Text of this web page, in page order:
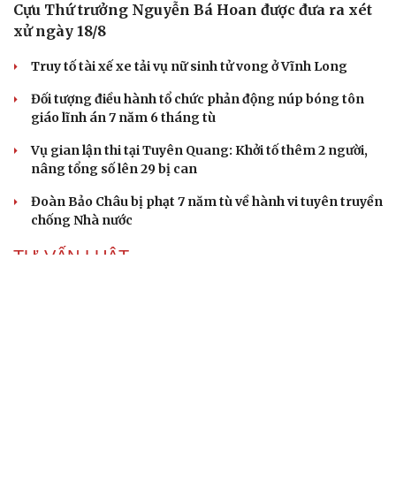
Cựu Thứ trưởng Nguyễn Bá Hoan được đưa ra xét
xử ngày 18/8
Truy tố tài xế xe tải vụ nữ sinh tử vong ở Vĩnh Long
Đối tượng điều hành tổ chức phản động núp bóng tôn
giáo lĩnh án 7 năm 6 tháng tù
Vụ gian lận thi tại Tuyên Quang: Khởi tố thêm 2 người,
nâng tổng số lên 29 bị can
Đoàn Bảo Châu bị phạt 7 năm tù về hành vi tuyên truyền
chống Nhà nước
TƯ VẤN LUẬT